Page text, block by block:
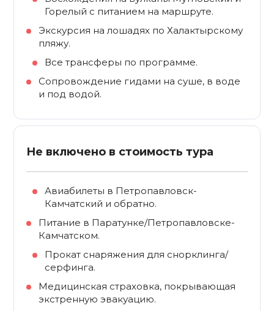
Горелый с питанием на маршруте.
Экскурсия на лошадях по Халактырскому
пляжу.
Все трансферы по программе.
Сопровождение гидами на суше, в воде
и под водой.
Не включено в стоимость тура
Авиабилеты в Петропавловск-
Камчатский и обратно.
Питание в Паратунке/Петропавловске-
Камчатском.
Прокат снаряжения для снорклинга/
серфинга.
Медицинская страховка, покрывающая
экстренную эвакуацию.